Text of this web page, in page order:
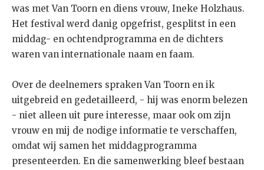
was met Van Toorn en diens vrouw, Ineke Holzhaus.
Het festival werd danig opgefrist, gesplitst in een
middag- en ochtendprogramma en de dichters
waren van internationale naam en faam.
Over de deelnemers spraken Van Toorn en ik
uitgebreid en gedetailleerd, - hij was enorm belezen
- niet alleen uit pure interesse, maar ook om zijn
vrouw en mij de nodige informatie te verschaffen,
omdat wij samen het middagprogramma
presenteerden. En die samenwerking bleef bestaan